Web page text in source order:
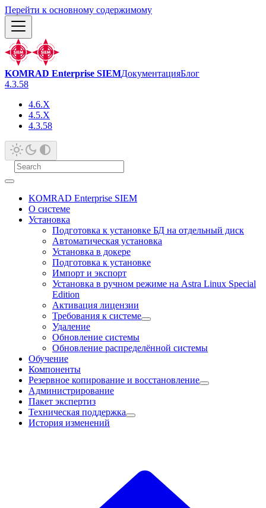
Перейти к основному содержимому
KOMRAD Enterprise SIEMДокументацияБлог
4.3.58
4.6.X
4.5.X
4.3.58
KOMRAD Enterprise SIEM
О системе
Установка
Подготовка к установке БД на отдельный диск
Автоматическая установка
Установка в докере
Подготовка к установке
Импорт и экспорт
Установка в ручном режиме на Astra Linux Special
Edition
Активация лицензии
Требования к системе
Удаление
Обновление системы
Обновление распределённой системы
Обучение
Компоненты
Резервное копирование и восстановление
Администрирование
Пакет экспертиз
Техническая поддержка
История изменений